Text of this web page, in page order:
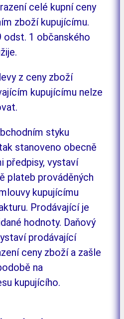
celé kupní ceny
zboží kupujícímu.
odst. 1 občanského
z ceny zboží
kupujícímu nelze
styku
stanoveno obecně
předpisy, vystaví
plateb prováděných
kupujícímu
Prodávající je
hodnoty. Daňový
prodávající
ceny zboží a zašle
na
kupujícího.